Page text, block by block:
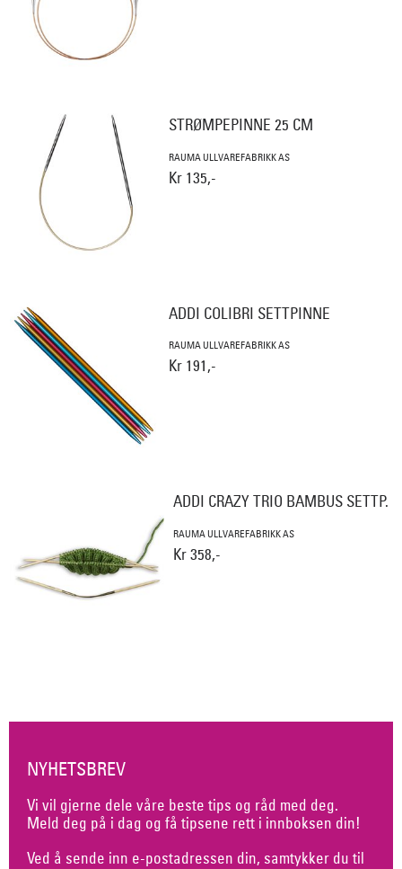
STRØMPEPINNE 25 CM
RAUMA ULLVAREFABRIKK AS
Kr 135,-
ADDI COLIBRI SETTPINNE
RAUMA ULLVAREFABRIKK AS
Kr 191,-
ADDI CRAZY TRIO BAMBUS SETTP.
RAUMA ULLVAREFABRIKK AS
Kr 358,-
NYHETSBREV
Vi vil gjerne dele våre beste tips og råd med deg.
Meld deg på i dag og få tipsene rett i innboksen din!
Ved å sende inn e-postadressen din, samtykker du til